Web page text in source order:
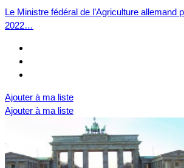
Le Ministre fédéral de l’Agriculture allemand
2022…
Ajouter à ma liste
Ajouter à ma liste